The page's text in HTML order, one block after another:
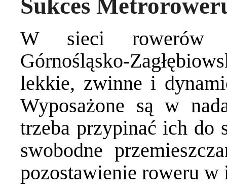
Sukces
W sieci rowerów
Górnośląsko-
lekkie, zwinne i
Wyposażone są w
trzeba przypinać ich do
swobodne
pozostawienie roweru